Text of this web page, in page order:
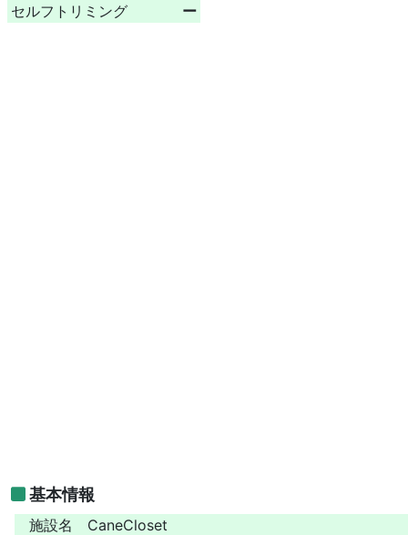
セルフトリミング
ー
基本情報
施設名
CaneCloset